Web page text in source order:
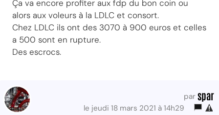
Ça va encore profiter aux fdp du bon coin ou
alors aux voleurs à la LDLC et consort.
Chez LDLC ils ont des 3070 à 900 euros et celles
a 500 sont en rupture.
Des escrocs.
par spar
le jeudi 18 mars 2021 à 14h29